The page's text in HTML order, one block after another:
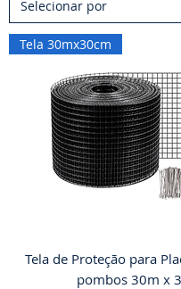
Tela 30mx30cm
Tela de Proteção para
pombos 30m x